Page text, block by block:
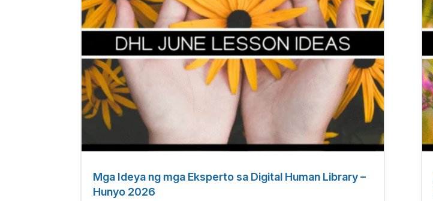
Mga Ideya ng mga Eksperto sa Digital Human Library –
Hunyo 2026